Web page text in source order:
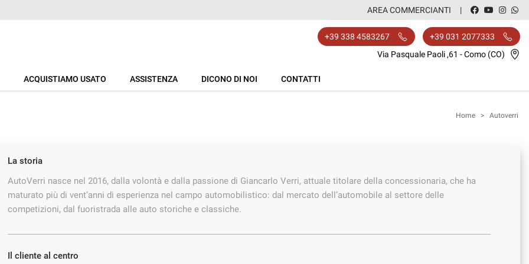
AREA COMMERCIANTI
+39 338 4583267
+39 031 2077333
Via Pasquale Paoli ,61 - Como (CO)
ACQUISTIAMO USATO ASSISTENZA DICONO DI NOI CONTATTI
Home > Autoverri
La storia
AutoVerri nasce nel 2016, dalla volontà e dalla passione di Giancarlo Verri, attuale titolare della concessionaria, che ha
maturato più di vent’anni di esperienza nel campo automobilistico: dal mercato dell’automobile al settore delle
competizioni, dal fuoristrada alle auto storiche e classiche.
Il cliente al centro